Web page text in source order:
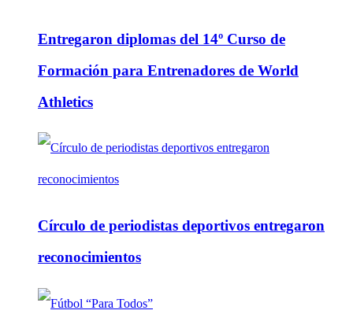
Entregaron diplomas del 14º Curso de
Formación para Entrenadores de World
Athletics
Círculo de periodistas deportivos entregaron
reconocimientos